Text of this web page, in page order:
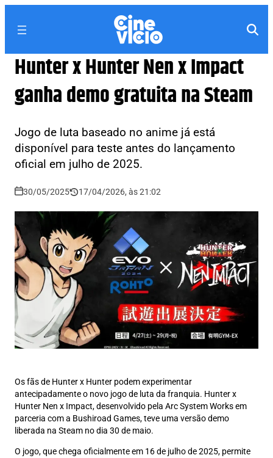
Hunter x Hunter Nen x Impact
ganha demo gratuita na Steam
Jogo de luta baseado no anime já está
disponível para teste antes do lançamento
oficial em julho de 2025.
30/05/2025 17/04/2026, às 21:02
Os fãs de Hunter x Hunter podem experimentar
antecipadamente o novo jogo de luta da franquia. Hunter x
Hunter Nen x Impact, desenvolvido pela Arc System Works em
parceria com a Bushiroad Games, teve uma versão demo
liberada na Steam no dia 30 de maio.
O jogo, que chega oficialmente em 16 de julho de 2025, permite